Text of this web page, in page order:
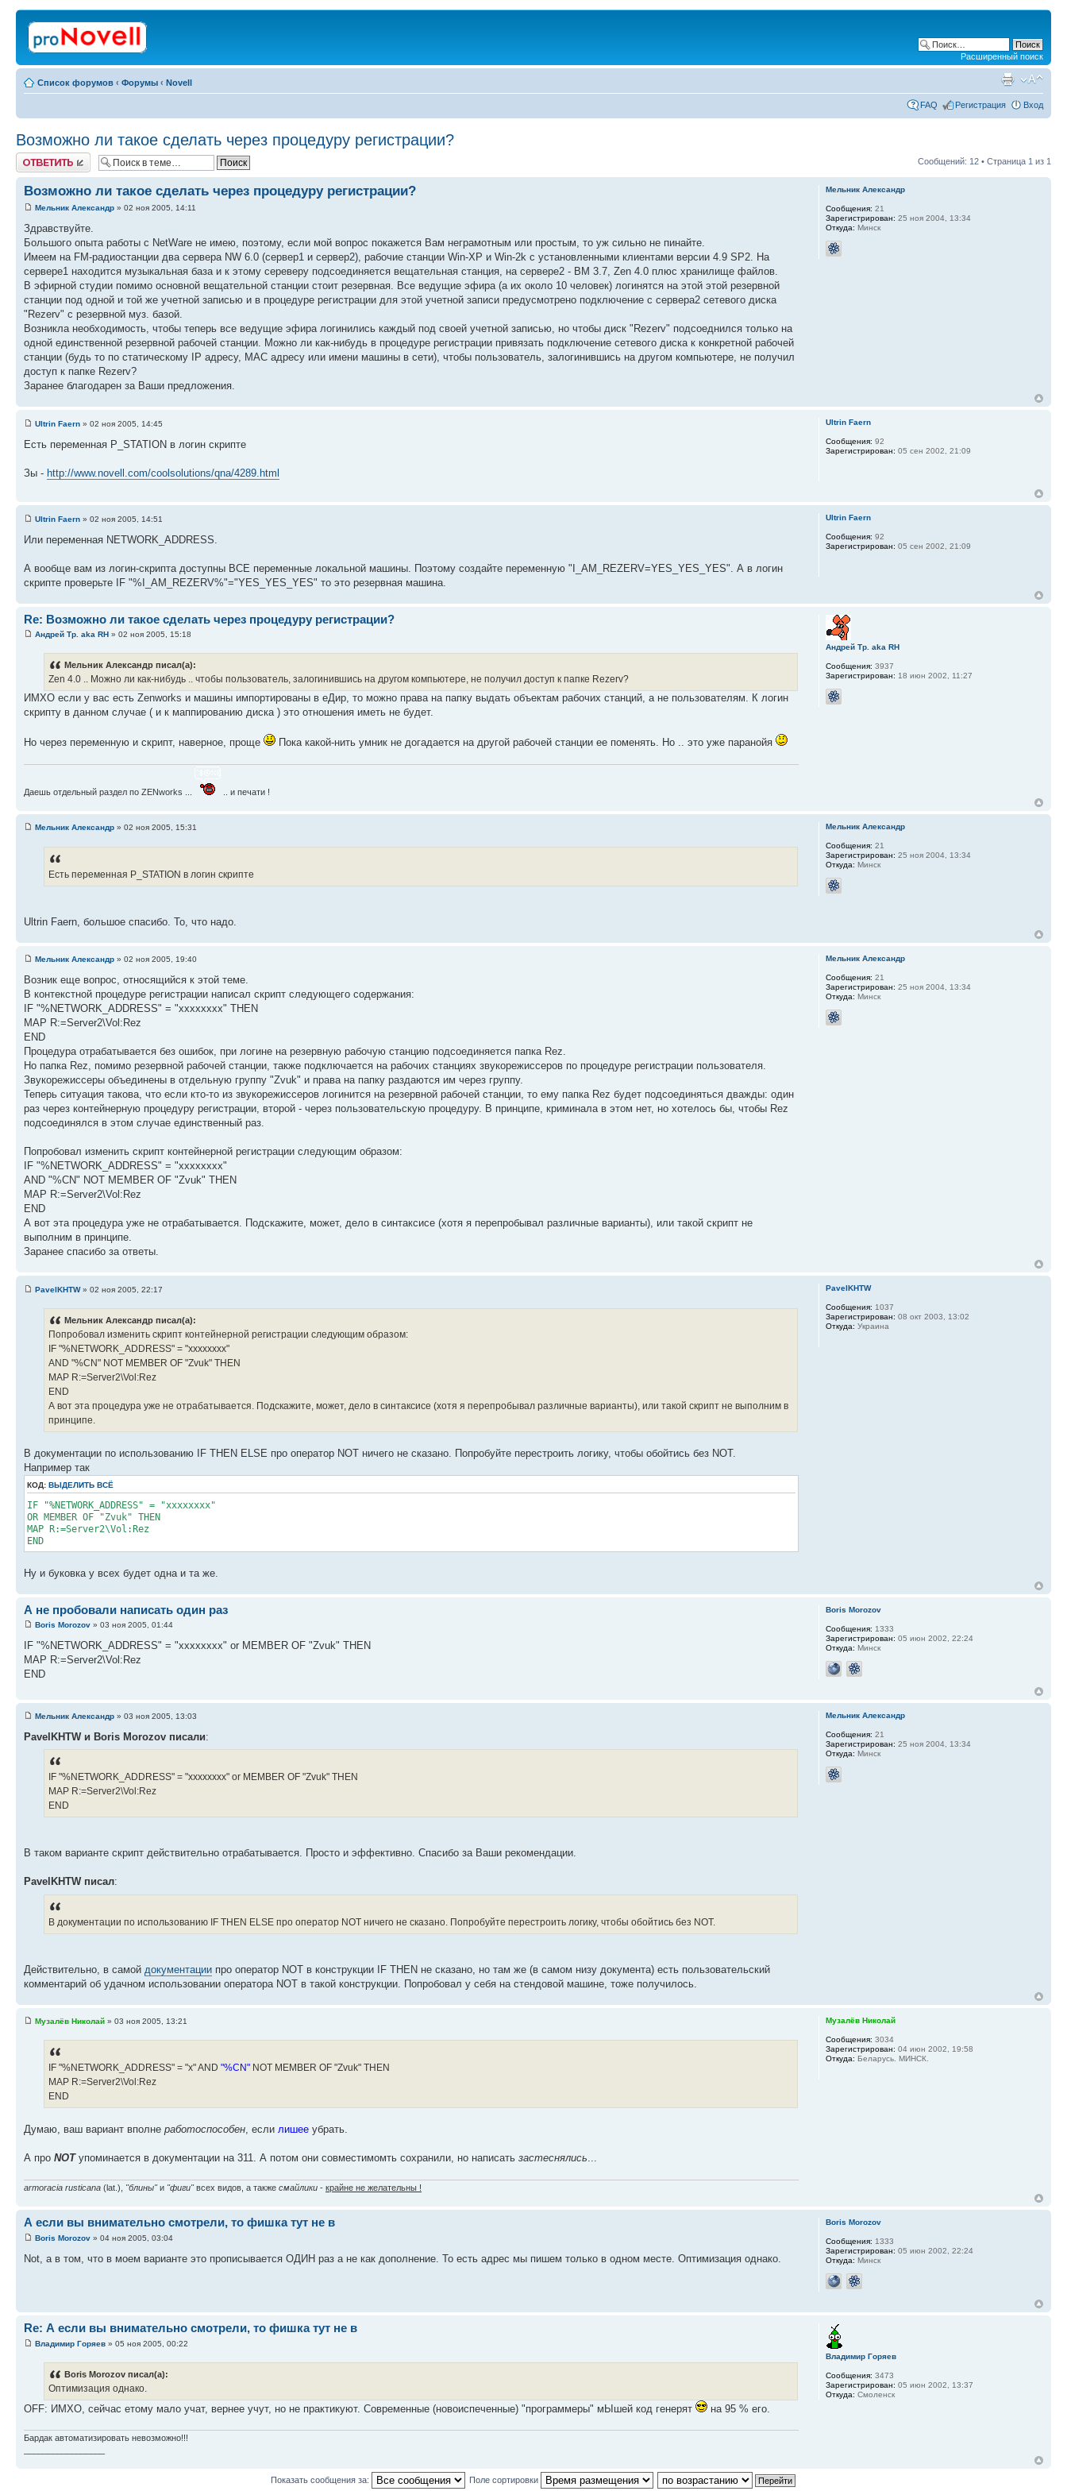
Расширенный поиск
Список форумов ‹ Форумы ‹ Novell
FAQ Регистрация Вход
Возможно ли такое сделать через процедуру регистрации?
Ответить Сообщений: 12 • Страница 1 из 1
Возможно ли такое сделать через процедуру регистрации?
Мельник Александр » 02 ноя 2005, 14:11
Здравствуйте.
Большого опыта работы с NetWare не имею, поэтому, если мой вопрос покажется Вам неграмотным или простым, то уж сильно не пинайте.
Имеем на FM-радиостанции два сервера NW 6.0 (сервер1 и сервер2), рабочие станции Win-XP и Win-2k с установленными клиентами версии 4.9 SP2. На
сервере1 находится музыкальная база и к этому сереверу подсоединяется вещательная станция, на сервере2 - BM 3.7, Zen 4.0 плюс хранилище файлов.
В эфирной студии помимо основной вещательной станции стоит резервная. Все ведущие эфира (а их около 10 человек) логинятся на этой этой резервной
станции под одной и той же учетной записью и в процедуре регистрации для этой учетной записи предусмотрено подключение с сервера2 сетевого диска
"Rezerv" с резервной муз. базой.
Возникла необходимость, чтобы теперь все ведущие эфира логинились каждый под своей учетной записью, но чтобы диск "Rezerv" подсоеднился только на
одной единственной резервной рабочей станции. Можно ли как-нибудь в процедуре регистрации привязать подключение сетевого диска к конкретной рабочей
станции (будь то по статическому IP адресу, МАС адресу или имени машины в сети), чтобы пользователь, залогинившись на другом компьютере, не получил
доступ к папке Rezerv?
Заранее благодарен за Ваши предложения.
Мельник Александр
Сообщения: 21
Зарегистрирован: 25 ноя 2004, 13:34
Откуда: Минск
Ultrin Faern » 02 ноя 2005, 14:45
Есть переменная P_STATION в логин скрипте
Зы - http://www.novell.com/coolsolutions/qna/4289.html
Ultrin Faern
Сообщения: 92
Зарегистрирован: 05 сен 2002, 21:09
Ultrin Faern » 02 ноя 2005, 14:51
Или переменная NETWORK_ADDRESS.
А вообще вам из логин-скрипта доступны ВСЕ переменные локальной машины. Поэтому создайте переменную "I_AM_REZERV=YES_YES_YES". А в логин
скрипте проверьте IF "%I_AM_REZERV%"="YES_YES_YES" то это резервная машина.
Ultrin Faern
Сообщения: 92
Зарегистрирован: 05 сен 2002, 21:09
Re: Возможно ли такое сделать через процедуру регистрации?
Андрей Тр. aka RH » 02 ноя 2005, 15:18
Мельник Александр писал(а):
Zen 4.0 .. Можно ли как-нибудь .. чтобы пользователь, залогинившись на другом компьютере, не получил доступ к папке Rezerv?
ИМХО если у вас есть Zenworks и машины импортированы в еДир, то можно права на папку выдать объектам рабочих станций, а не пользователям. К логин
скрипту в данном случае ( и к маппированию диска ) это отношения иметь не будет.
Но через переменную и скрипт, наверное, проще Пока какой-нить умник не догадается на другой рабочей станции ее поменять. Но .. это уже паранойя
Даешь отдельный раздел по ZENworks ... .. и печати !
Андрей Тр. aka RH
Сообщения: 3937
Зарегистрирован: 18 июн 2002, 11:27
Мельник Александр » 02 ноя 2005, 15:31
Есть переменная P_STATION в логин скрипте
Ultrin Faern, большое спасибо. То, что надо.
Мельник Александр
Сообщения: 21
Зарегистрирован: 25 ноя 2004, 13:34
Откуда: Минск
Мельник Александр » 02 ноя 2005, 19:40
Возник еще вопрос, относящийся к этой теме.
В контекстной процедуре регистрации написал скрипт следующего содержания:
IF "%NETWORK_ADDRESS" = "xxxxxxxx" THEN
MAP R:=Server2\Vol:Rez
END
Процедура отрабатывается без ошибок, при логине на резервную рабочую станцию подсоединяется папка Rez.
Но папка Rez, помимо резервной рабочей станции, также подключается на рабочих станциях звукорежиссеров по процедуре регистрации пользователя.
Звукорежиссеры объединены в отдельную группу "Zvuk" и права на папку раздаются им через группу.
Теперь ситуация такова, что если кто-то из звукорежиссеров логинится на резервной рабочей станции, то ему папка Rez будет подсоединяться дважды: один
раз через контейнерную процедуру регистрации, второй - через пользовательскую процедуру. В принципе, криминала в этом нет, но хотелось бы, чтобы Rez
подсоединялся в этом случае единственный раз.
Попробовал изменить скрипт контейнерной регистрации следующим образом:
IF "%NETWORK_ADDRESS" = "xxxxxxxx"
AND "%CN" NOT MEMBER OF "Zvuk" THEN
MAP R:=Server2\Vol:Rez
END
А вот эта процедура уже не отрабатывается. Подскажите, может, дело в синтаксисе (хотя я перепробывал различные варианты), или такой скрипт не
выполним в принципе.
Заранее спасибо за ответы.
Мельник Александр
Сообщения: 21
Зарегистрирован: 25 ноя 2004, 13:34
Откуда: Минск
PavelKHTW» 02 ноя 2005, 22:17
Мельник Александр писал(а):
Попробовал изменить скрипт контейнерной регистрации следующим образом:
IF "%NETWORK_ADDRESS" = "xxxxxxxx"
AND "%CN" NOT MEMBER OF "Zvuk" THEN
MAP R:=Server2\Vol:Rez
END
А вот эта процедура уже не отрабатывается. Подскажите, может, дело в синтаксисе (хотя я перепробывал различные варианты), или такой скрипт не выполним в
принципе.
В документации по использованию IF THEN ELSE про оператор NOT ничего не сказано. Попробуйте перестроить логику, чтобы обойтись без NOT.
Например так
КОД: ВЫДЕЛИТЬ ВСЁ
IF "%NETWORK_ADDRESS" = "xxxxxxxx"
OR MEMBER OF "Zvuk" THEN
MAP R:=Server2\Vol:Rez
END
Ну и буковка у всех будет одна и та же.
PavelKHTW
Сообщения: 1037
Зарегистрирован: 08 окт 2003, 13:02
Откуда: Украина
А не пробовали написать один раз
Boris Morozov » 03 ноя 2005, 01:44
IF "%NETWORK_ADDRESS" = "xxxxxxxx" or MEMBER OF "Zvuk" THEN
MAP R:=Server2\Vol:Rez
END
Boris Morozov
Сообщения: 1333
Зарегистрирован: 05 июн 2002, 22:24
Откуда: Минск
Мельник Александр » 03 ноя 2005, 13:03
PavelKHTW и Boris Morozov писали:
IF "%NETWORK_ADDRESS" = "xxxxxxxx" or MEMBER OF "Zvuk" THEN
MAP R:=Server2\Vol:Rez
END
В таком варианте скрипт действительно отрабатывается. Просто и эффективно. Спасибо за Ваши рекомендации.
PavelKHTW писал:
В документации по использованию IF THEN ELSE про оператор NOT ничего не сказано. Попробуйте перестроить логику, чтобы обойтись без NOT.
Действительно, в самой документации про оператор NOT в конструкции IF THEN не сказано, но там же (в самом низу документа) есть пользовательский
комментарий об удачном использовании оператора NOT в такой конструкции. Попробовал у себя на стендовой машине, тоже получилось.
Мельник Александр
Сообщения: 21
Зарегистрирован: 25 ноя 2004, 13:34
Откуда: Минск
Музалёв Николай » 03 ноя 2005, 13:21
IF "%NETWORK_ADDRESS" = "x" AND "%CN" NOT MEMBER OF "Zvuk" THEN
MAP R:=Server2\Vol:Rez
END
Думаю, ваш вариант вполне работоспособен, если лишее убрать.
А про NOT упоминается в документации на 311. А потом они совместимомть сохранили, но написать застеснялись...
armoracia rusticana (lat.), "блины"и "фиги"всех видов, а также смайлики - крайне не желательны !
Музалёв Николай
Сообщения: 3034
Зарегистрирован: 04 июн 2002, 19:58
Откуда: Беларусь. МИНСК.
А если вы внимательно смотрели, то фишка тут не в
Boris Morozov » 04 ноя 2005, 03:04
Not, а в том, что в моем варианте это прописывается ОДИН раз а не как дополнение. То есть адрес мы пишем только в одном месте. Оптимизация однако.
Boris Morozov
Сообщения: 1333
Зарегистрирован: 05 июн 2002, 22:24
Откуда: Минск
Re: А если вы внимательно смотрели, то фишка тут не в
Владимир Горяев » 05 ноя 2005, 00:22
Boris Morozov писал(а):
Оптимизация однако.
OFF: ИМХО, сейчас етому мало учат, вернее учут, но не практикуют. Современные (новоиспеченные) "программеры" мЫшей код генерят на 95 % его.
Бардак автоматизировать невозможно!!!
Владимир Горяев
Сообщения: 3473
Зарегистрирован: 05 июн 2002, 13:37
Откуда: Смоленск
Показать сообщения за: Поле сортировки